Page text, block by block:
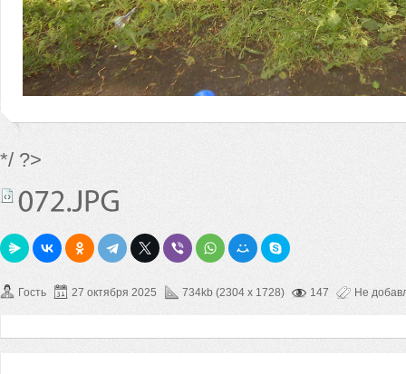
*/ ?>
Гость 27 октября 2025 734kb (2304 x 1728) 147 Не